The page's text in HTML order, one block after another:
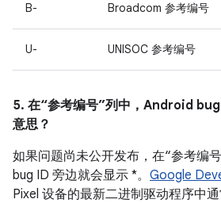
B- Broadcom 参考编号
U- UNISOC 参考编号
5. 在“参考编号”列中，Android
意思？
如果问题尚未公开发布，在“参考编
bug ID 旁边就会显示 *。 Google
Pixel 设备的最新二进制驱动程序中